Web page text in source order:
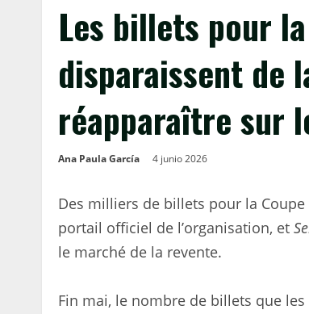
Les billets pour
disparaissent de
réapparaître sur
Ana Paula García 4 junio 2026
Des milliers de billets pour la Coupe
portail officiel de l’organisation, et
le marché de la revente.
Fin mai, le nombre de billets que